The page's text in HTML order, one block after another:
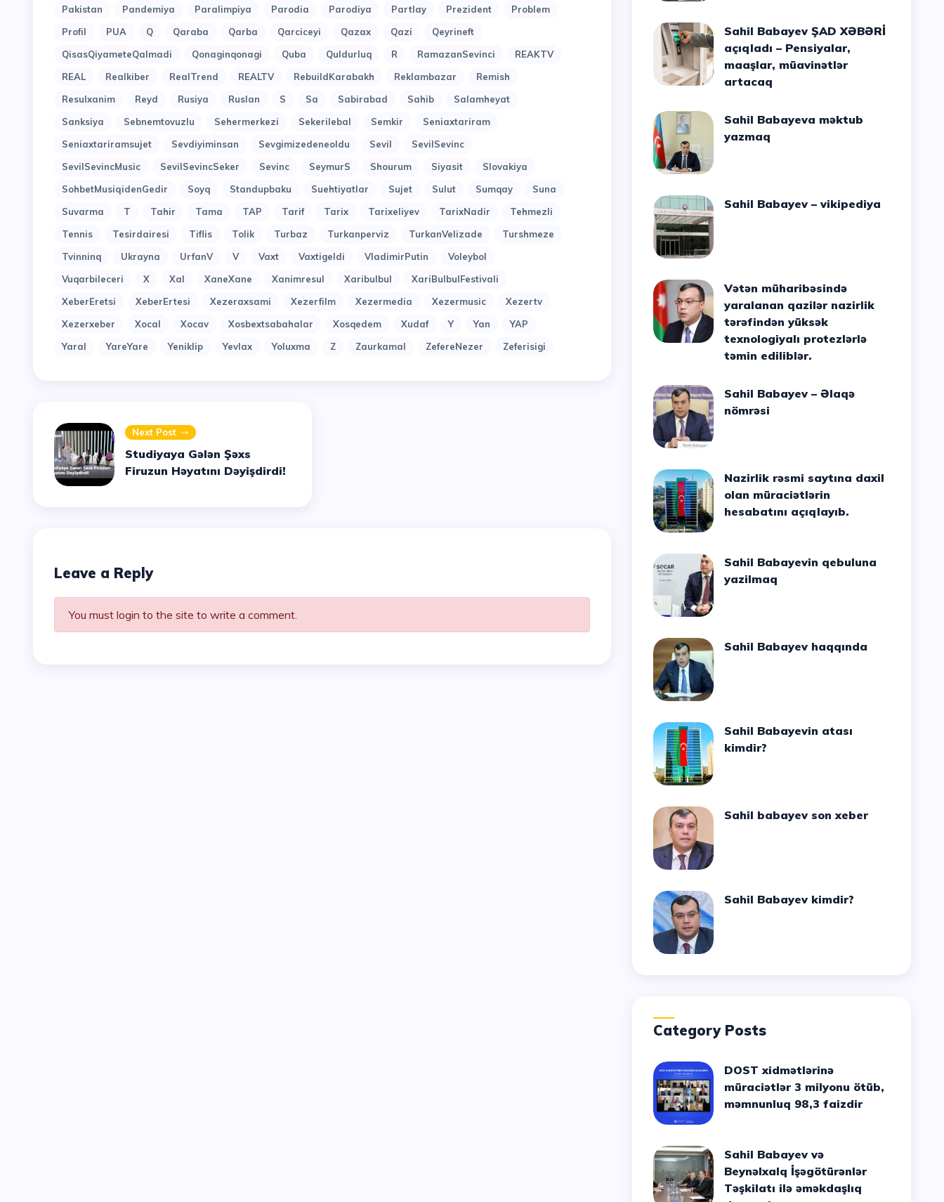
Pakistan
Pandemiya Paralimpiya Parodia Parodiya Partlay Prezident
Problem
Profil
PUA Q Qaraba Qarba Qarciceyi Qazax Qazi
Qeyrineft
QisasQiyameteQalmadi
Qonaginqonagi Quba Quldurluq R RamazanSevinci
REAKTV
REAL
Realkiber RealTrend REALTV RebuildKarabakh Reklambazar
Remish
Resulxanim
Reyd Rusiya Ruslan S Sa Sabirabad Sahib
Salamheyat
Sanksiya
Sebnemtovuzlu Sehermerkezi Sekerilebal Semkir
Seniaxtariram
Seniaxtariramsujet
Sevdiyiminsan Sevgimizedeneoldu Sevil
SevilSevinc
SevilSevincMusic
SevilSevincSeker Sevinc SeymurS Shourum Siyasit
Slovakiya
SohbetMusiqidenGedir
Soyq Standupbaku Suehtiyatlar Sujet Sulut Sumqay
Suna
Suvarma
T Tahir Tama TAP Tarif Tarix Tarixeliyev TarixNadir
Tehmezli
Tennis
Tesirdairesi Tiflis Tolik Turbaz Turkanperviz TurkanVelizade
Turshmeze
Tvinninq
Ukrayna UrfanV V Vaxt Vaxtigeldi VladimirPutin
Voleybol
Vuqarbileceri
X Xal XaneXane Xanimresul Xaribulbul
XariBulbulFestivali
XeberEretsi
XeberErtesi Xezeraxsami Xezerfilm Xezermedia Xezermusic
Xezertv
Xezerxeber
Xocal Xocav Xosbextsabahalar Xosqedem Xudaf Y Yan
YAP
Yaral
YareYare Yeniklip Yevlax Yoluxma Z Zaurkamal ZefereNezer Zeferisigi
Next Post
Studiyaya Gələn Şəxs
Firuzun Həyatını Dəyişdirdi!
Leave a Reply
You must login to the site to write a comment.
Sahil Babayev ŞAD XƏBƏRİ
açıqladı – Pensiyalar,
maaşlar, müavinətlər
artacaq
Sahil Babayeva məktub
yazmaq
Sahil Babayev – vikipediya
Vətən müharibəsində
yaralanan qazilər nazirlik
tərəfindən yüksək
texnologiyalı protezlərlə
təmin ediliblər.
Sahil Babayev – Əlaqə
nömrəsi
Nazirlik rəsmi saytına daxil
olan müraciətlərin
hesabatını açıqlayıb.
Sahil Babayevin qebuluna
yazilmaq
Sahil Babayev haqqında
Sahil Babayevin atası
kimdir?
Sahil babayev son xeber
Sahil Babayev kimdir?
Category Posts
DOST xidmətlərinə
müraciətlər 3 milyonu ötüb,
məmnunluq 98,3 faizdir
Sahil Babayev və
Beynəlxalq İşəgötürənlər
Təşkilatı ilə əməkdaşlıq